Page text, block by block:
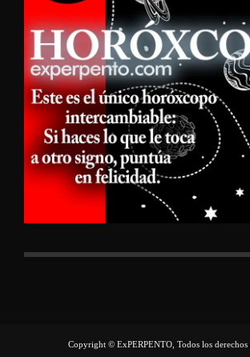
Copyright © ExPERPENTO, Todos los derechos